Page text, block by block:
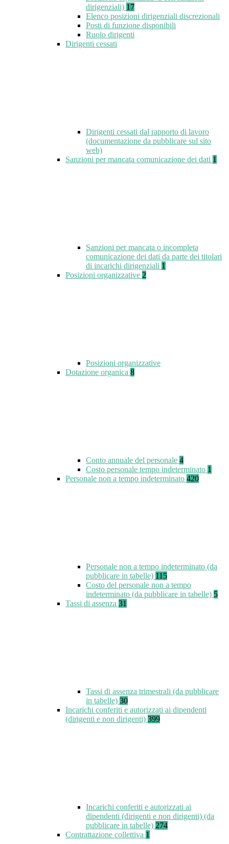
dirigenziali) 17
Elenco posizioni dirigenziali discrezionali
Posti di funzione disponibili
Ruolo dirigenti
Dirigenti cessati
Dirigenti cessati dal rapporto di lavoro
(documentazione da pubblicare sul sito
web)
Sanzioni per mancata comunicazione dei dati 1
Sanzioni per mancata o incompleta
comunicazione dei dati da parte dei titolari
di incarichi dirigenziali 1
Posizioni organizzative 2
Posizioni organizzative
Dotazione organica 8
Conto annuale del personale 4
Costo personale tempo indeterminato 1
Personale non a tempo indeterminato 420
Personale non a tempo indeterminato (da
pubblicare in tabelle) 115
Costo del personale non a tempo
indeterminato (da pubblicare in tabelle) 5
Tassi di assenza 31
Tassi di assenza trimestrali (da pubblicare
in tabelle) 30
Incarichi conferiti e autorizzati ai dipendenti
(dirigenti e non dirigenti) 399
Incarichi conferiti e autorizzati ai
dipendenti (dirigenti e non dirigenti) (da
pubblicare in tabelle) 274
Contrattazione collettiva 1